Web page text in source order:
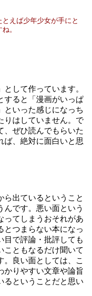
えば少年少女が手にと
。
して作っています。
すると「漫画がいっぱ
といった感じになっち
りはしていません。で
、ぜひ読んでもらいた
ば、絶対に面白いと思
ら出ているということ
んです。悪い面という
ってしまうおそれがあ
とつまらない本になっ
目で評論・批評しても
こともなるだけ聞いて
。良い面としては、こ
かりやすい文章や論旨
るということだと思い